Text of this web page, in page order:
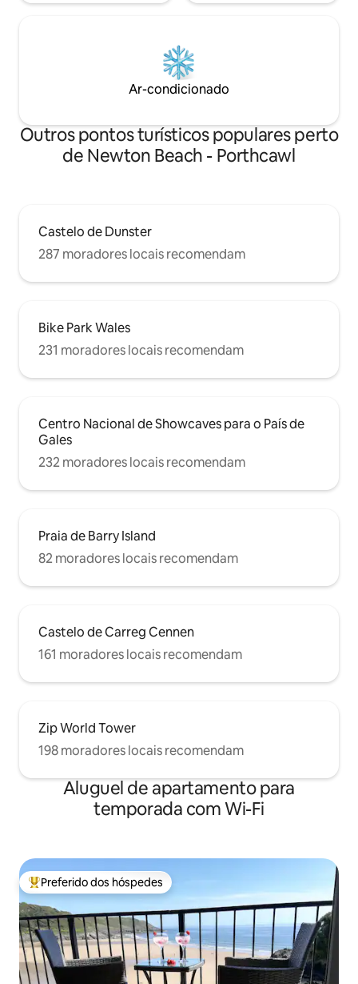
Ar-condicionado
Outros pontos turísticos populares perto
de Newton Beach - Porthcawl
Castelo de Dunster
287 moradores locais recomendam
Bike Park Wales
231 moradores locais recomendam
Centro Nacional de Showcaves para o País de
Gales
232 moradores locais recomendam
Praia de Barry Island
82 moradores locais recomendam
Castelo de Carreg Cennen
161 moradores locais recomendam
Zip World Tower
198 moradores locais recomendam
Aluguel de apartamento para
temporada com Wi-Fi
Entre os melhores preferidos dos hóspedes
Preferido dos hóspedes